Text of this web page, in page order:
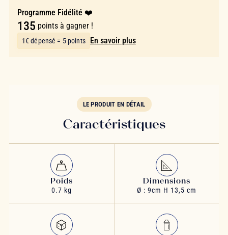
Programme Fidélité ❤️
135 points à gagner !
1€ dépensé = 5 points En savoir plus
LE PRODUIT EN DÉTAIL
Caractéristiques
Poids
0.7 kg
Dimensions
Ø : 9cm H 13,5 cm